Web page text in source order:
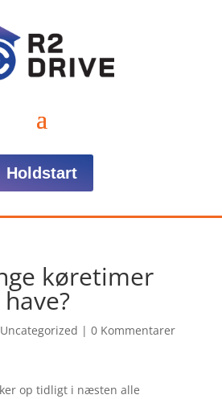
Holdstart
køretimer
Uncategorized | 0 Kommentarer
op tidligt i næsten alle